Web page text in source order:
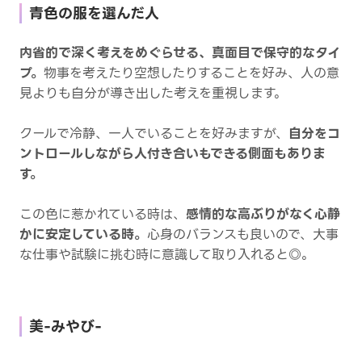
青色の服を選んだ人
内省的で深く考えをめぐらせる、真面目で保守的なタイ
プ。 物事を考えたり空想したりすることを好み、人の意
見よりも自分が導き出した考えを重視します。
クールで冷静、一人でいることを好みますが、 自分をコ
ントロールしながら人付き合いもできる側面もありま
す。
この色に惹かれている時は、 感情的な高ぶりがなく心静
かに安定している時。 心身のバランスも良いので、大事
な仕事や試験に挑む時に意識して取り入れると◎。
美-みやび-